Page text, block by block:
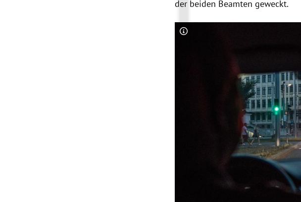
der beiden Beamten geweckt.
Copyright-Hinweis öffnen/schließen